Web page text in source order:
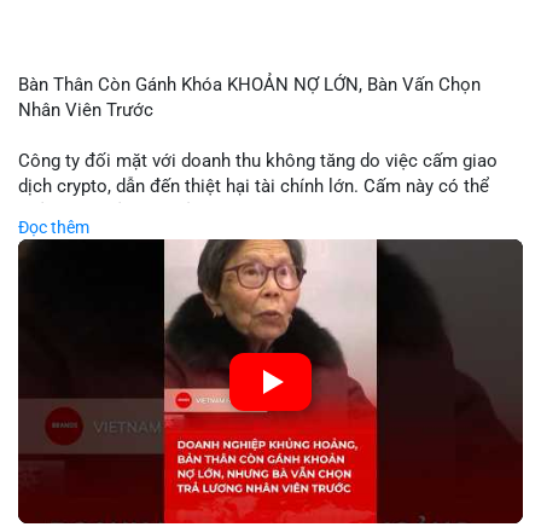
Bàn Thân Còn Gánh Khóa KHOẢN NỢ LỚN, Bàn Vấn Chọn
Nhân Viên Trước
Công ty đối mặt với doanh thu không tăng do việc cấm giao
dịch crypto, dẫn đến thiệt hại tài chính lớn. Cấm này có thể
biến động giá digital asset. Bàn vấn chuyển hướng tập trung
vào nhân lực, cho thấy chiến lược giảm chi phí hoặc điều chỉnh
mô hình kinh doanh. Điều này có thể ảnh hưởng đến thị trường
crypto và các doanh nghiệp liên quan trong tương lai.
🎥 Xem video trực tiếp tại:
Nguồn: KIEN THUC KINH TE
Đọc thêm